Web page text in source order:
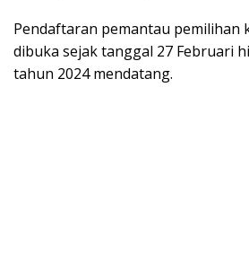
Pendaftaran pemantau pemilihan
dibuka sejak tanggal 27 Februari
tahun 2024 mendatang.